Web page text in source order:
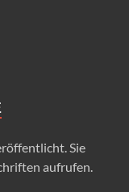
Sie
aufrufen.